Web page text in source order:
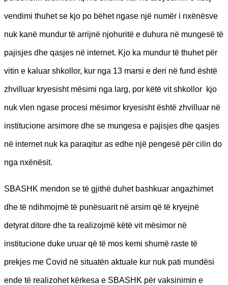
vendimi thuhet se kjo po bëhet ngase një numër i nxënësve
nuk kanë mundur të arrijnë njohuritë e duhura në mungesë të
pajisjes dhe qasjes në internet. Kjo ka mundur të thuhet për
vitin e kaluar shkollor, kur nga 13 marsi e deri në fund është
zhvilluar kryesisht mësimi nga larg, por këtë vit shkollor kjo
nuk vlen ngase procesi mësimor kryesisht është zhvilluar në
institucione arsimore dhe se mungesa e pajisjes dhe qasjes
në internet nuk ka paraqitur as edhe një pengesë për cilin do
nga nxënësit.
SBASHK mendon se të gjithë duhet bashkuar angazhimet
dhe të ndihmojmë të punësuarit në arsim që të kryejnë
detyrat ditore dhe ta realizojmë këtë vit mësimor në
institucione duke uruar që të mos kemi shumë raste të
prekjes me Covid në situatën aktuale kur nuk pati mundësi
ende të realizohet kërkesa e SBASHK për vaksinimin e